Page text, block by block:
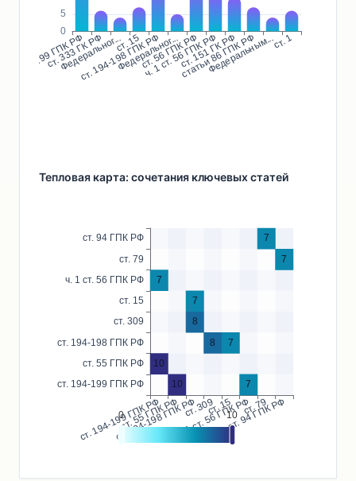
Тепловая карта: сочетания ключевых статей